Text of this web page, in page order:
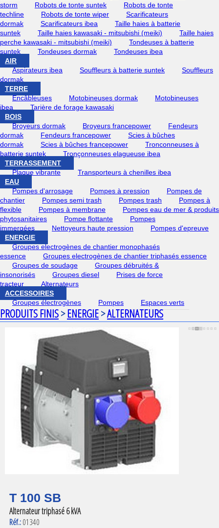
storm
Robots de tonte suntek
Robots de tonte
techline
Robots de tonte wiper
Scarificateurs
dormak
Scarificateurs ibea
Taille haies à batterie
suntek
Taille haies kawasaki - mitsubishi (meiki)
Taille haies
perche kawasaki - mitsubishi (meiki)
Tondeuses à batterie
suntek
Tondeuses dormak
Tondeuses ibea
AIR
Aspirateurs ibea
Souffleurs à batterie suntek
Souffleurs
dormak
TERRE
Encâbleuses
Motobineuses dormak
Motobineuses
ibea
Tarière de forage kawasaki
BOIS
Broyeurs dormak
Broyeurs francepower
Fendeurs
dormak
Fendeurs francepower
Scies à bûches
dormak
Scies à bûches francepower
Tronconneuses à
batterie suntek
Tronçonneuses elagueuse ibea
TERRASSEMENT
Plaque vibrante
Transporteurs à chenilles ibea
EAU
Pompes d'arrosage
Pompes à pression
Pompes de
chantier
Pompes semi trash Pompes trash
Pompes à
flexible
Pompes à membrane
Pompes eau de mer & produits
phytosanitaires
Pompe flottante
Pompes
immergées
Nettoyeurs haute pression
Pompes d'epreuve
ENERGIE
Groupes electrogènes de chantier monophasés
essence
Groupes electrogènes de chantier triphasés essence
Groupes de soudage
Groupes débruités &
insonorisés
Groupes diesel
Prises de force
tracteur
Alternateurs
ACCESSOIRES
Groupes électrogènes
Pompes Espaces verts
PRODUITS FINIS>ENERGIE>ALTERNATEURS
T 100 SB
Alternateur triphasé 6 kVA
Réf.:01340